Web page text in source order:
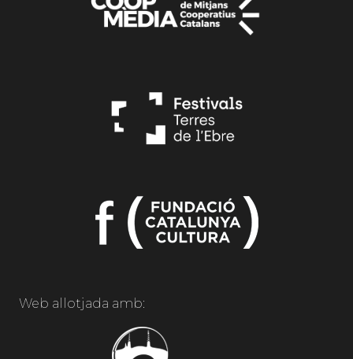
Web allotjada amb: